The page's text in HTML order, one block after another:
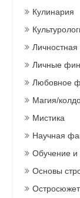
Кулинария
Личные
Любовное
Магия/
Мистика
Научная
Обучение и
Основы